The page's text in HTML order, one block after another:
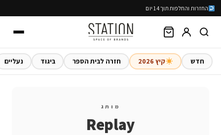
החזרות והחלפות תוך 14 יום
חדש קיץ 2026 חזרה לבית הספר ביגוד נעליים
מותג
Replay